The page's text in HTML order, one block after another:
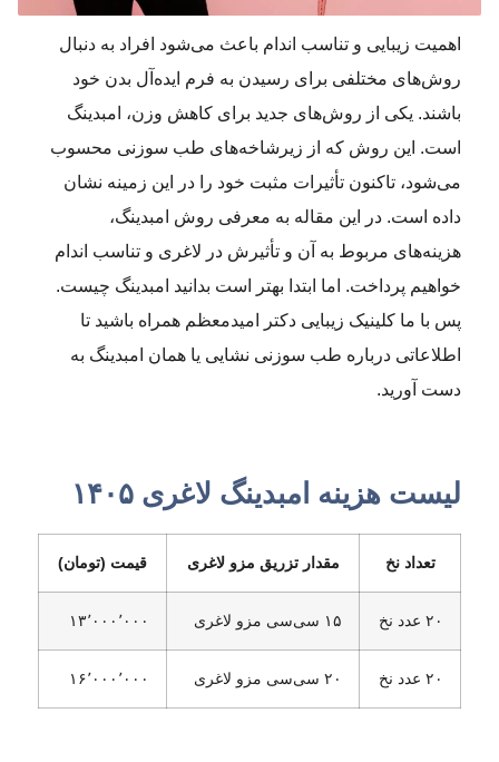
اهمیت زیبایی و تناسب اندام باعث می‌شود افراد به دنبال
روش‌های مختلفی برای رسیدن به فرم ایده‌آل بدن خود
باشند. یکی از روش‌های جدید برای کاهش وزن، امبدینگ
است. این روش که از زیرشاخه‌های طب سوزنی محسوب
می‌شود، تاکنون تأثیرات مثبت خود را در این زمینه نشان
داده است. در این مقاله به معرفی روش امبدینگ،
هزینه‌های مربوط به آن و تأثیرش در لاغری و تناسب اندام
خواهیم پرداخت. اما ابتدا بهتر است بدانید امبدینگ چیست.
پس با ما کلینیک زیبایی دکتر امیدمعظم همراه باشید تا
اطلاعاتی درباره طب سوزنی نشایی یا همان امبدینگ به
دست آورید.
لیست هزینه امبدینگ لاغری ۱۴۰۵
تعداد نخ مقدار تزریق مزو لاغری قیمت (تومان)
۲۰ عدد نخ ۱۵ سی‌سی مزو لاغری ۱۳٬۰۰۰٬۰۰۰
۲۰ عدد نخ ۲۰ سی‌سی مزو لاغری ۱۶٬۰۰۰٬۰۰۰